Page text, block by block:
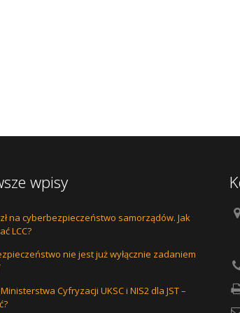
wpisy
na cyberbezpieczeństwo samorządów. Jak
LCC?
nie jest już wyłącznie zadaniem
Cyfryzacji UKSC i NIS2 dla JST –